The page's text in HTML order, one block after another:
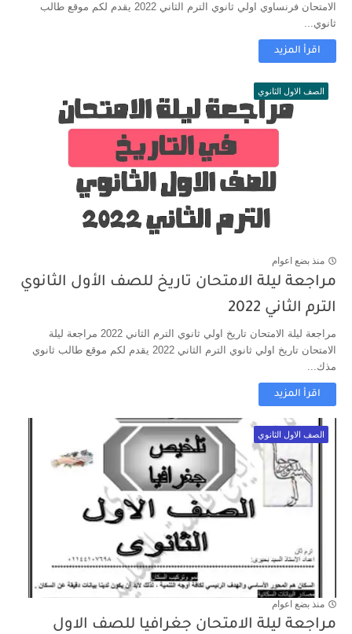
الامتحان فرنساوي اولي ثانوي الترم الثاني 2022 يقدم لكم موقع طالب
ثانوي...
اقرأ المزيد
الصف الاول الثانوي
منذ بضع اعوام
مراجعة ليلة الامتحان تاريخ للصف الأول الثانوي
الترم الثاني 2022
مراجعة ليلة الامتحان تاريخ اولي ثانوي الترم الثاني 2022 مراجعة ليلة
الامتحان تاريخ اولي ثانوي الترم الثاني 2022 يقدم لكم موقع طالب ثانوي
مذك...
اقرأ المزيد
الصف الاول الثانوي
منذ بضع اعوام
مراجعة ليلة الامتحان جغرافيا للصف الاول